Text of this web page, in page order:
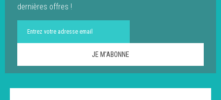
dernières offres !